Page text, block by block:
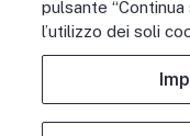
Open Fiber Network
Area Riservata
pulsante
l’utilizzo dei soli